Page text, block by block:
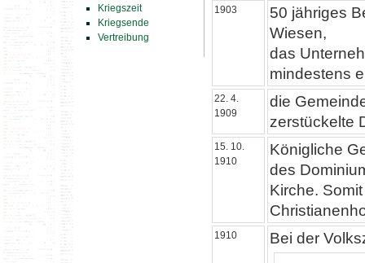
Kriegszeit
Kriegsende
Vertreibung
1903
50 jähriges
Wiesen,
das
mindestens
22. 4.
1909
die
zerstückelte
15. 10.
1910
Königliche
des
Kirche.
1910 Bei der